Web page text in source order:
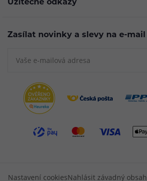
Užitečné odkazy
Zasílat novinky a slevy na e-mail
Nastavení cookiesNahlásit závadný obsah